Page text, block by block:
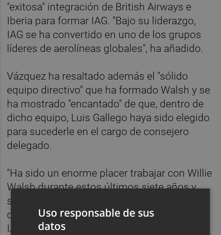
"exitosa" integración de British Airways e
Iberia para formar IAG. "Bajo su liderazgo,
IAG se ha convertido en uno de los grupos
líderes de aerolíneas globales", ha añadido.
Vázquez ha resaltado además el "sólido
equipo directivo" que ha formado Walsh y se
ha mostrado "encantado" de que, dentro de
dicho equipo, Luis Gallego haya sido elegido
para sucederle en el cargo de consejero
delegado.
"Ha sido un enorme placer trabajar con Willie
Walsh durante estos últimos siete años y
será un enorme honor para mí liderar esta
compañía. Es un momento fascinante para
IAG y estoy seguro de que podremos seguir
Uso responsable de sus
datos